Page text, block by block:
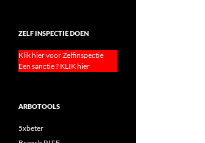
ZELF INSPECTIE DOEN
Klik hier voor Zelfinspectie
Een sanctie ? KLIK hier
ARBOTOOLS
5xbeter